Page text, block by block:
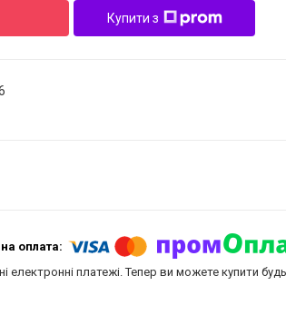
Купити з
електронні платежі. Тепер ви можете купити